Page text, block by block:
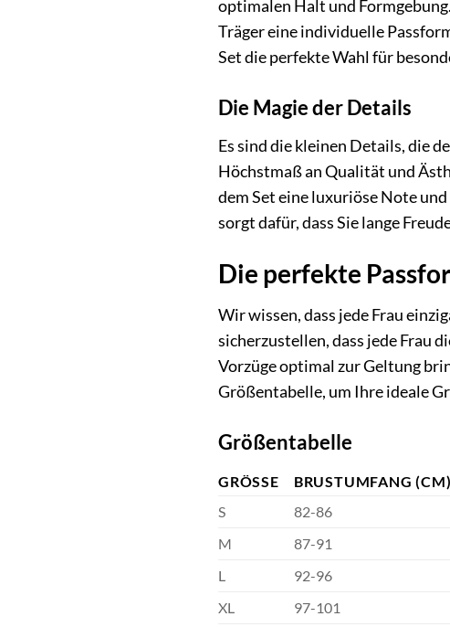
optimalen Halt und
Träger eine individuelle
Set die perfekte Wahl für
Die Magie der Details
Es sind die kleinen Details, die
Höchstmaß an Qualität und
dem Set eine luxuriöse Note
sorgt dafür, dass Sie lange
Die perfekte
Wir wissen, dass jede Frau
sicherzustellen, dass jede Frau
Vorzüge optimal zur Geltung
Größentabelle, um Ihre ideale
Größentabelle
GRÖSSE BRUSTUMFANG (CM)
S
82-86
M
87-91
L
92-96
XL
97-101